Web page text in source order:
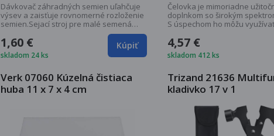
Dávkovač záhradných semien uľahčuje
výsev a zaisťuje rovnomerné rozloženie
semien.Sejací stroj pre malé semená
1,60 €
skladom 24 ks
Kúpiť
Čelovka je mimoriadne
doplnkom so širokým
S úspechom ho môžu
4,57 €
skladom 412 ks
Verk 07060 Kúzelná čistiaca
huba 11 x 7 x 4 cm
Trizand 21636
kladivko 17 v 1